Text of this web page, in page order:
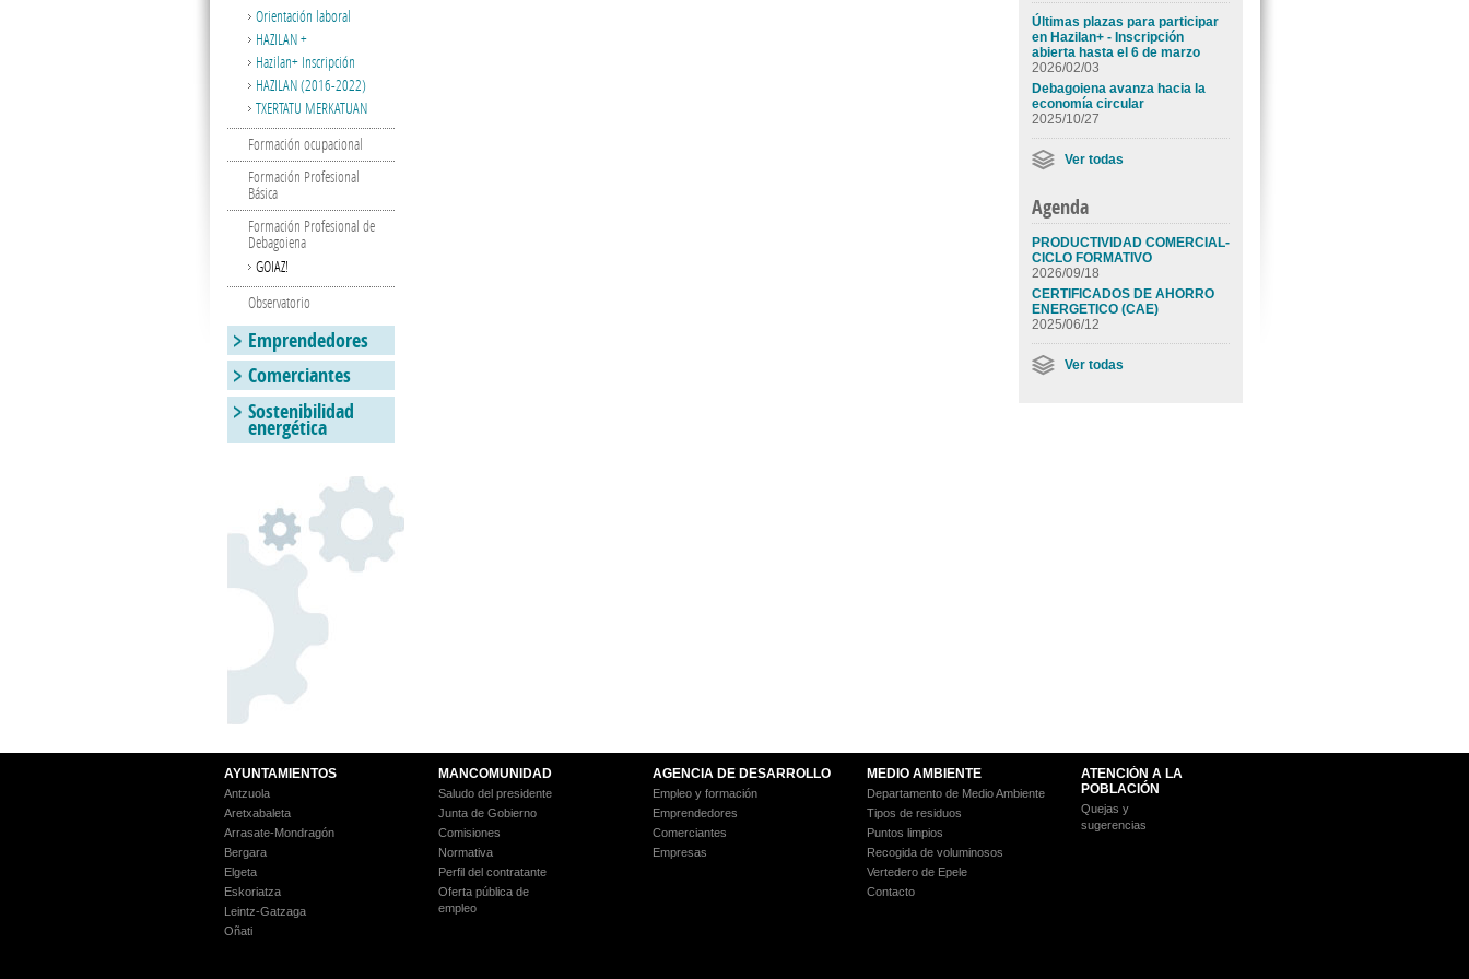
Últimas plazas para participar
en Hazilan+ - Inscripción
abierta hasta el 6 de marzo
2026/02/03
Debagoiena avanza hacia la
economía circular
2025/10/27
Ver todas
Agenda
PRODUCTIVIDAD COMERCIAL-
CICLO FORMATIVO
2026/09/18
CERTIFICADOS DE AHORRO
ENERGETICO (CAE)
2025/06/12
Ver todas
Orientación laboral
HAZILAN +
Hazilan+ Inscripción
HAZILAN (2016-2022)
TXERTATU MERKATUAN
Formación ocupacional
Formación Profesional
Básica
Formación Profesional de
Debagoiena
GOIAZ!
Observatorio
Emprendedores
Comerciantes
Sostenibilidad
energética
AYUNTAMIENTOS
Antzuola
Aretxabaleta
Arrasate-Mondragón
Bergara
Elgeta
Eskoriatza
Leintz-Gatzaga
Oñati
MANCOMUNIDAD
Saludo del presidente
Junta de Gobierno
Comisiones
Normativa
Perfil del contratante
Oferta pública de
empleo
AGENCIA DE DESARROLLO
Empleo y formación
Emprendedores
Comerciantes
Empresas
MEDIO AMBIENTE
Departamento de Medio Ambiente
Tipos de residuos
Puntos limpios
Recogida de voluminosos
Vertedero de Epele
Contacto
ATENCIÓN A LA
POBLACIÓN
Quejas y
sugerencias